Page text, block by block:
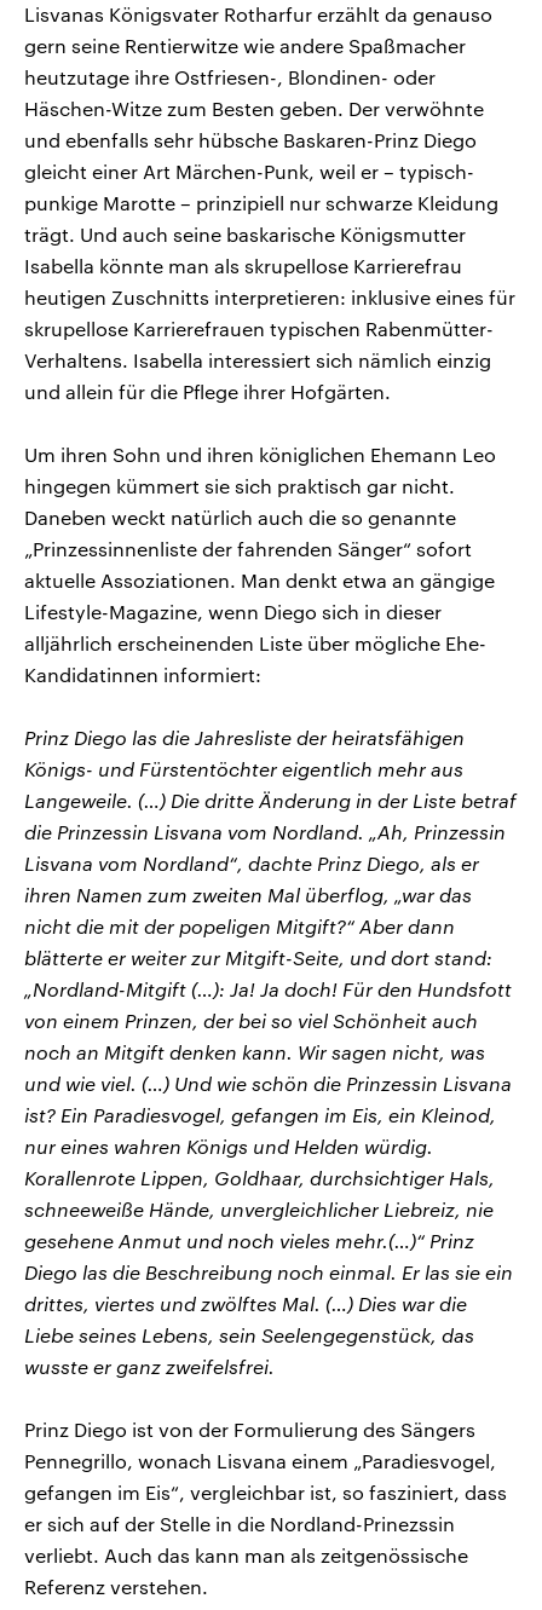
Lisvanas Königsvater Rotharfur erzählt da genauso
gern seine Rentierwitze wie andere Spaßmacher
heutzutage ihre Ostfriesen-, Blondinen- oder
Häschen-Witze zum Besten geben. Der verwöhnte
und ebenfalls sehr hübsche Baskaren-Prinz Diego
gleicht einer Art Märchen-Punk, weil er – typisch-
punkige Marotte – prinzipiell nur schwarze Kleidung
trägt. Und auch seine baskarische Königsmutter
Isabella könnte man als skrupellose Karrierefrau
heutigen Zuschnitts interpretieren: inklusive eines für
skrupellose Karrierefrauen typischen Rabenmütter-
Verhaltens. Isabella interessiert sich nämlich einzig
und allein für die Pflege ihrer Hofgärten.
Um ihren Sohn und ihren königlichen Ehemann Leo
hingegen kümmert sie sich praktisch gar nicht.
Daneben weckt natürlich auch die so genannte
„Prinzessinnenliste der fahrenden Sänger“ sofort
aktuelle Assoziationen. Man denkt etwa an gängige
Lifestyle-Magazine, wenn Diego sich in dieser
alljährlich erscheinenden Liste über mögliche Ehe-
Kandidatinnen informiert:
Prinz Diego las die Jahresliste der heiratsfähigen
Königs- und Fürstentöchter eigentlich mehr aus
Langeweile. (…) Die dritte Änderung in der Liste betraf
die Prinzessin Lisvana vom Nordland. „Ah, Prinzessin
Lisvana vom Nordland“, dachte Prinz Diego, als er
ihren Namen zum zweiten Mal überflog, „war das
nicht die mit der popeligen Mitgift?“ Aber dann
blätterte er weiter zur Mitgift-Seite, und dort stand:
„Nordland-Mitgift (…): Ja! Ja doch! Für den Hundsfott
von einem Prinzen, der bei so viel Schönheit auch
noch an Mitgift denken kann. Wir sagen nicht, was
und wie viel. (…) Und wie schön die Prinzessin Lisvana
ist? Ein Paradiesvogel, gefangen im Eis, ein Kleinod,
nur eines wahren Königs und Helden würdig.
Korallenrote Lippen, Goldhaar, durchsichtiger Hals,
schneeweiße Hände, unvergleichlicher Liebreiz, nie
gesehene Anmut und noch vieles mehr.(…)“ Prinz
Diego las die Beschreibung noch einmal. Er las sie ein
drittes, viertes und zwölftes Mal. (…) Dies war die
Liebe seines Lebens, sein Seelengegenstück, das
wusste er ganz zweifelsfrei.
Prinz Diego ist von der Formulierung des Sängers
Pennegrillo, wonach Lisvana einem „Paradiesvogel,
gefangen im Eis“, vergleichbar ist, so fasziniert, dass
er sich auf der Stelle in die Nordland-Prinezssin
verliebt. Auch das kann man als zeitgenössische
Referenz verstehen.